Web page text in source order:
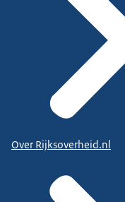
Over Rijksoverheid.nl